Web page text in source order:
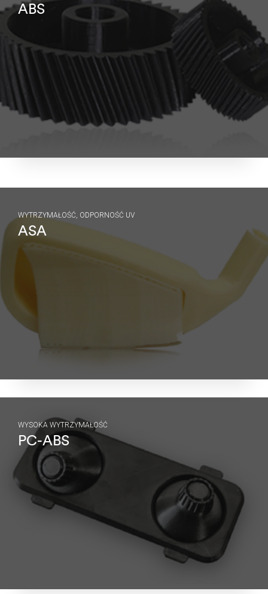
ABS
WYTRZYMAŁOŚĆ, ODPORNOŚĆ UV
ASA
WYSOKA WYTRZYMAŁOŚĆ
PC-ABS